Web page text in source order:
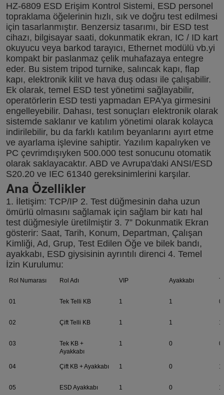
HZ-6809 ESD Erişim Kontrol Sistemi, ESD personel
topraklama öğelerinin hızlı, sık ve doğru test edilmesi
için tasarlanmıştır. Benzersiz tasarımı, bir ESD test
cihazı, bilgisayar saati, dokunmatik ekran, IC / ID kart
okuyucu veya barkod tarayıcı, Ethernet modülü vb.yi
kompakt bir paslanmaz çelik muhafazaya entegre
eder. Bu sistem tripod turnike, salıncak kapı, flap
kapı, elektronik kilit ve hava duş odası ile çalışabilir.
Ek olarak, temel ESD test yönetimi sağlayabilir,
operatörlerin ESD testi yapmadan EPA'ya girmesini
engelleyebilir. Dahası, test sonuçları elektronik olarak
sistemde saklanır ve katılım yönetimi olarak kolayca
indirilebilir, bu da farklı katılım beyanlarını ayırt etme
ve ayarlama işlevine sahiptir. Yazılım kapalıyken ve
PC çevrimdışıyken 500.000 test sonucunu otomatik
olarak saklayacaktır. ABD ve Avrupa'daki ANSI/ESD
S20.20 ve IEC 61340 gereksinimlerini karşılar.
Ana Özellikler
1. İletişim: TCP/IP 2. Test düğmesinin daha uzun
ömürlü olmasını sağlamak için sağlam bir katı hal
test düğmesiyle üretilmiştir 3. 7” Dokunmatik Ekran
gösterir: Saat, Tarih, Konum, Departman, Çalışan
Kimliği, Ad, Grup, Test Edilen Öğe ve bilek bandı,
ayakkabı, ESD giysisinin ayrıntılı direnci 4. Temel
İzin Kurulumu:
Rol Numarası Rol Adı VIP Ayakkabı
01 Tek Telli KB 1 1 0
02 Çift Telli KB 1 1 1
03
Tek KB +
Ayakkabı
1 0 0
04 Çift KB + Ayakkabı 1 0 1
05 ESD Ayakkabı 1 0 1